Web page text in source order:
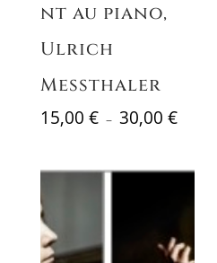
nt au piano,
Ulrich
Messthaler
15,00 € – 30,00 €Plage
15,00 €